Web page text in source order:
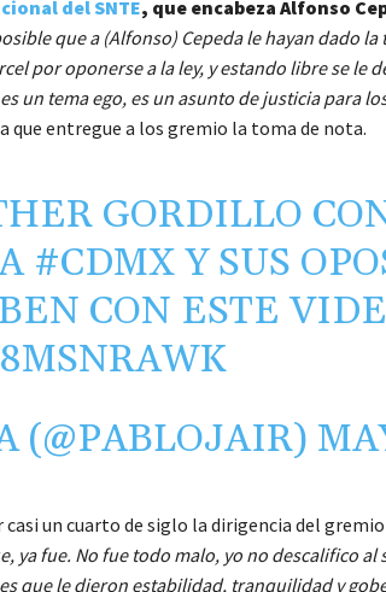
del SNTE, que encabeza Alfonso
que a (Alfonso) Cepeda le hayan dado
por oponerse a la ley, y estando libre se le
un tema ego, es un asunto de justicia para
que entregue a los gremio la toma de nota.
GORDILLO
#CDMXY SUS
CON ESTE
(@PABLOJAIR)
un cuarto de siglo la dirigencia del
ya fue. No fue todo malo, yo no descalifico al
que le dieron estabilidad, tranquilidad y